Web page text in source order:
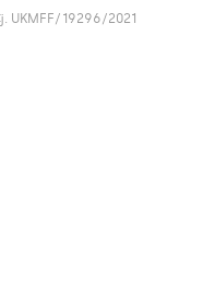
UKMFF/19296/2021